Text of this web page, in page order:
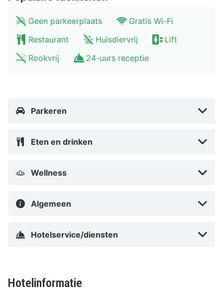
Rathausplatz - 2,1 km Rathaus - 2,1 km Vienna
Christmas market - 2,1 km Burgtheater - 2,2 km Circus
and Clown Museum - 2,3 km Schwedenplatz - 2,3 km
Ankeruhr - 2,3 km De dichtsbijzijnde luchthaven is
op 5 min. rijden van Algemeen Ziekenhuis van Wenen
ligt op 3 km van Spaanse Rijschool en op 3,3 km van
Leopoldmuseum.
In Alsergrund in Wenen
Geen parkeerplaats
Gratis Wi-Fi
Restaurant
Huisdiervrij
Lift
Rookvrij
24-uurs receptie
Parkeren
Eten en drinken
Wellness
Algemeen
Hotelservice/diensten
Hotelinformatie